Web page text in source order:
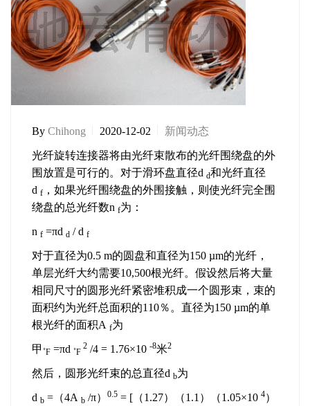
By Chihong 2020-12-02 新闻动态
光纤旋转连接器将由光纤束散布的光纤围绕盘的外
围放置是可行的。对于滑环盘直径d d和光纤直径
d f ，如果光纤围绕盘的外围接触，则使光纤完全围
绕盘的总光纤数n f为：
n f =πd d / d f
对于直径为0.5 m的圆盘和直径为150 µm的光纤，
单层光纤大约需要10,500根光纤。假设然后将大量
相同尺寸的圆形光纤紧密堆积成一个圆形束，束的
面积约为光纤总面积的110％。直径为150 µm的单
根光纤的面积A f为
甲 ˚F =πd ˚F
2 /4 = 1.76×10 -8米2
然后，圆形光纤束的总直径d b为
d b =（4A b /π） 0.5 = [（1.27）（1.1）（1.05×10 4）